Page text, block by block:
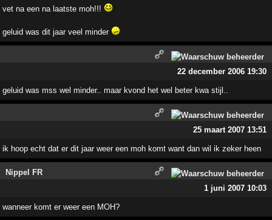
vet na een na laatste moh!!!
geluid was dit jaar veel minder
22 december 2006 19:30
geluid was mss wel minder.. maar kvond het wel beter kwa stijl..
25 maart 2007 13:51
ik hoop echt dat er dit jaar weer een moh komt want dan wil ik zeker heen
Nippel FR
1 juni 2007 10:03
wanneer komt er weer een MOH?